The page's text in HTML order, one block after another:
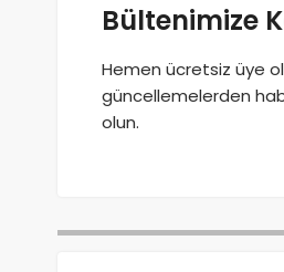
Bültenimize
Hemen ücretsiz üye
güncellemelerden
olun.